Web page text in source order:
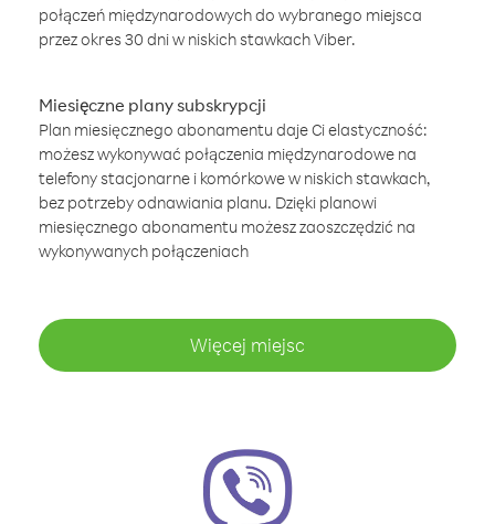
połączeń międzynarodowych do wybranego miejsca
przez okres 30 dni w niskich stawkach Viber.
Miesięczne plany subskrypcji
Plan miesięcznego abonamentu daje Ci elastyczność:
możesz wykonywać połączenia międzynarodowe na
telefony stacjonarne i komórkowe w niskich stawkach,
bez potrzeby odnawiania planu. Dzięki planowi
miesięcznego abonamentu możesz zaoszczędzić na
wykonywanych połączeniach
Więcej miejsc